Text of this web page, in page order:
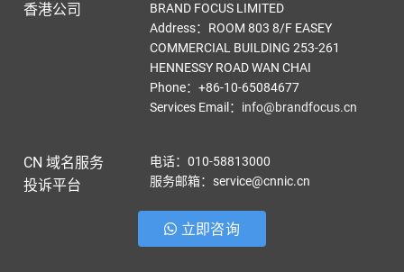
香港公司
BRAND FOCUS LIMITED
Address：ROOM 803 8/F EASEY
COMMERCIAL BUILDING 253-261
HENNESSY ROAD WAN CHAI
Phone：+86-10-65084677
Services Email ： info@brandfocus.cn
CN 域名服务
投诉平台
电话：010-58813000
服务邮箱：service@cnnic.cn
立即咨询